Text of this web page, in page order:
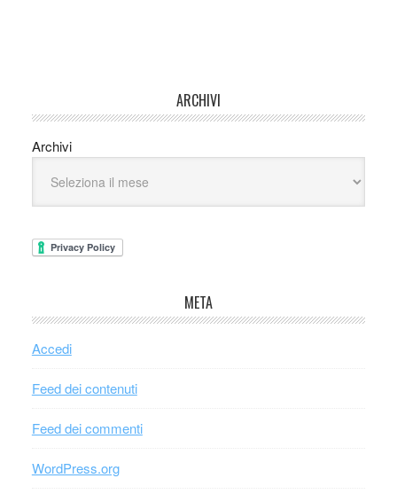
ARCHIVI
Archivi
META
Accedi
Feed dei contenuti
Feed dei commenti
WordPress.org